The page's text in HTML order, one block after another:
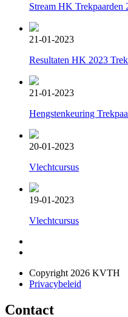
Stream HK Trekpaarden
21-01-2023
Resultaten HK 2023
21-01-2023
Hengstenkeuring
20-01-2023
Vlechtcursus
19-01-2023
Vlechtcursus
Copyright 2026 KVTH
Privacybeleid
Contact